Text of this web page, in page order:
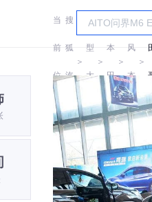
当
前
位
置:
搜
狐
汽
＞
车
型
大
全
＞
本
田
＞
东
风
本
田
＞